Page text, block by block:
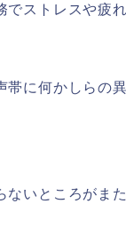
でストレスや疲
帯に何かしらの
ないところがま